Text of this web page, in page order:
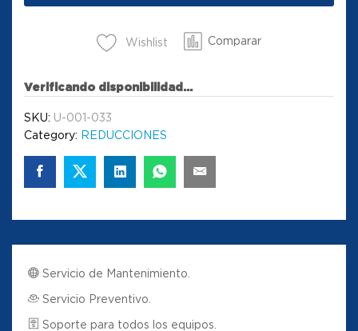
Wishlist Comparar
Verificando disponibilidad...
SKU: U-001-033
Category: REDUCCIONES
Servicio de Mantenimiento.
Servicio Preventivo.
Soporte para todos los equipos.